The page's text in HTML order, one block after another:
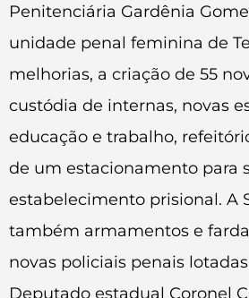
Penitenciária Gardênia
unidade penal feminina de
melhorias, a criação de 55
custódia de internas, novas
educação e trabalho,
de um estacionamento para
estabelecimento prisional. A
também armamentos e
novas policiais penais
Deputado estadual Coronel